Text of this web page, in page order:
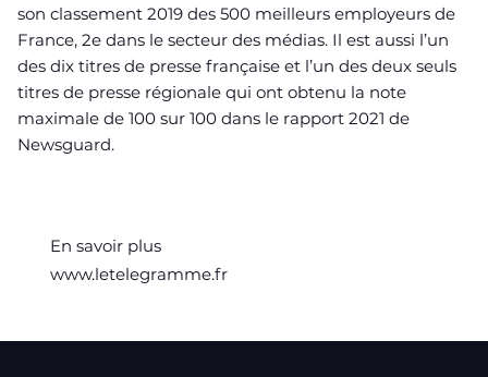
son classement 2019 des 500 meilleurs employeurs de
France, 2e dans le secteur des médias. Il est aussi l’un
des dix titres de presse française et l’un des deux seuls
titres de presse régionale qui ont obtenu la note
maximale de 100 sur 100 dans le rapport 2021 de
Newsguard.
En savoir plus
www.letelegramme.fr